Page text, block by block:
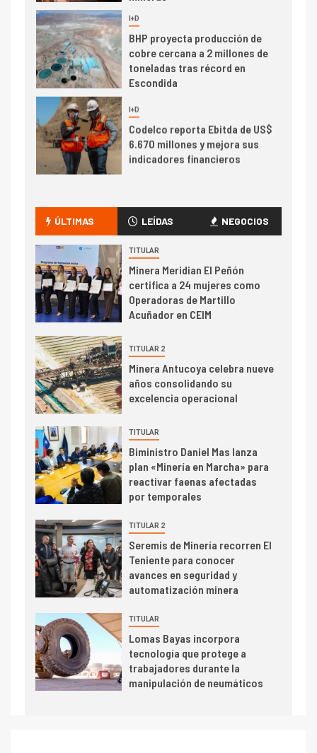
6
BHP proyecta producción de
cobre cercana a 2 millones de
toneladas tras récord en
Escondida
Codelco reporta Ebitda de US$
6.670 millones y mejora sus
indicadores financieros
camión 100% eléctrico para
transportar cátodos al Puerto
de San Antonio
2
I+D
Producción minera en mayo de
2026 cae 10,6%
3 I+D
PIB minero impacta el
crecimiento regional: Banco
Central reporta resultados
trimestre
4 I+D
Informe bimensual de
Cochilco: precio del cobre
alcanza máximos por escasez
de concentrados
5 I+D
Estudio revela cómo el precio
del cobre y educación superior
se relacionan en zonas
mineras
6 I+D
BHP proyecta producción de
cobre cercana a 2 millones de
toneladas tras récord en
Escondida
ÚLTIMAS LEÍDAS NEGOCIOS
TITULAR
Minera Meridian El Peñón
certifica a 24 mujeres como
Operadoras de Martillo
Acuñador en CEIM
TITULAR 2
Minera Antucoya celebra nueve
años consolidando su
excelencia operacional
TITULAR
Biministro Daniel Mas lanza
plan «Minería en Marcha» para
reactivar faenas afectadas
por temporales
TITULAR 2
Seremis de Minería recorren El
Teniente para conocer
avances en seguridad y
automatización minera
TITULAR
Lomas Bayas incorpora
tecnología que protege a
trabajadores durante la
manipulación de neumáticos